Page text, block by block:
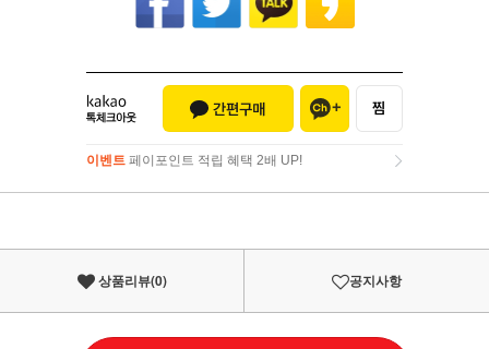
이벤트 페이포인트 적립 혜택 2배 UP!
이벤트페이포인트 적립 혜택 2배 UP!
상품리뷰(0) 공지사항